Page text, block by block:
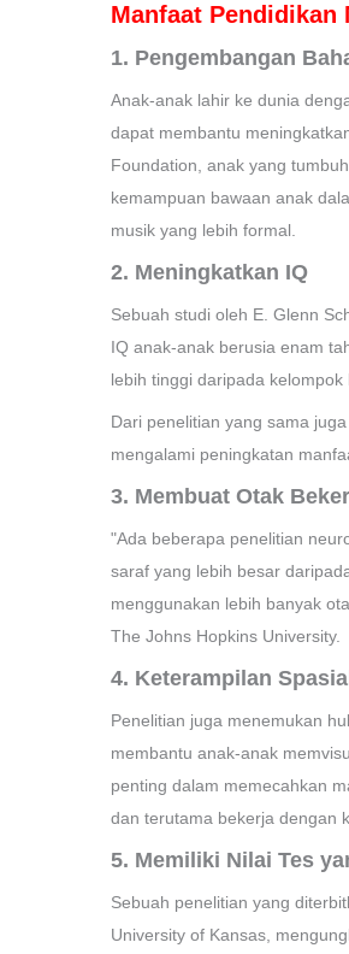
Manfaat Pendidikan
1. Pengembangan
Anak-anak lahir ke dunia
dapat membantu
Foundation, anak yang
kemampuan bawaan anak
musik yang lebih formal.
2. Meningkatkan IQ
Sebuah studi oleh E. Glenn
IQ anak-anak berusia enam
lebih tinggi daripada kelompok
Dari penelitian yang sama
mengalami peningkatan
3. Membuat Otak
"Ada beberapa penelitian
saraf yang lebih besar
menggunakan lebih banyak
The Johns Hopkins University.
4. Keterampilan
Penelitian juga menemukan
membantu anak-anak
penting dalam memecahkan
dan terutama bekerja dengan
5. Memiliki Nilai Tes
Sebuah penelitian yang
University of Kansas,